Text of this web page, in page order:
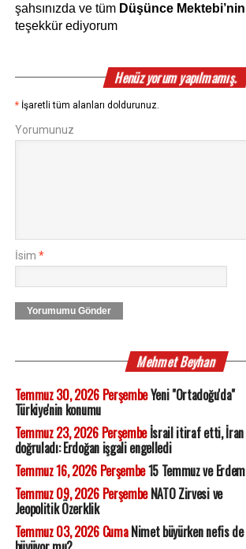
şahsınızda ve tüm Düşünce Mektebi’nin
teşekkür ediyorum
Henüz yorum yapılmamış.
* İşaretli tüm alanları doldurunuz.
Yorumunuz
İsim *
Yorumumu Gönder
Mehmet Beyhan
Temmuz 30, 2026 PerşembeYeni "Ortadoğu'da"
Türkiye'nin konumu
Temmuz 23, 2026 Perşembeİsrail itiraf etti, İran
doğruladı: Erdoğan işgali engelledi
Temmuz 16, 2026 Perşembe15 Temmuz ve Erdem
Temmuz 09, 2026 PerşembeNATO Zirvesi ve
Jeopolitik Özerklik
Temmuz 03, 2026 CumaNimet büyürken nefis de